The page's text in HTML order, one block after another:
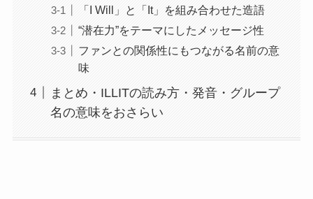
「I Will」と「It」を組み合わせた造語
“潜在力”をテーマにしたメッセージ性
ファンとの関係性にもつながる名前の意
味
まとめ・ILLITの読み方・発音・グループ
名の意味をおさらい